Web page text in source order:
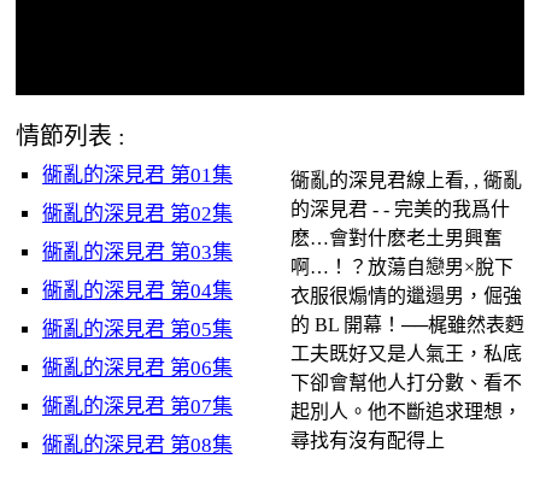
情節列表 :
衚亂的深見君 第01集
衚亂的深見君 第02集
衚亂的深見君 第03集
衚亂的深見君 第04集
衚亂的深見君 第05集
衚亂的深見君 第06集
衚亂的深見君 第07集
衚亂的深見君 第08集
衚亂的深見君線上看, , 衚亂
的深見君 - - 完美的我爲什
麽…會對什麽老土男興奮
啊…！？放蕩自戀男×脫下
衣服很煽情的邋遢男，倔強
的 BL 開幕！──梶雖然表麪
工夫既好又是人氣王，私底
下卻會幫他人打分數、看不
起別人。他不斷追求理想，
尋找有沒有配得上